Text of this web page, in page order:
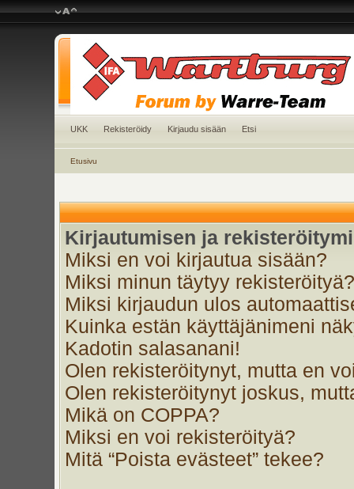
UKK Rekisteröidy Kirjaudu sisään Etsi
Etusivu
Kirjautumisen ja
Miksi en voi kirjautua sisään?
Miksi minun täytyy rekisteröityä?
Miksi kirjaudun ulos
Kuinka estän käyttäjänimeni
Kadotin salasanani!
Olen rekisteröitynyt, mutta en
Olen rekisteröitynyt joskus,
Mikä on COPPA?
Miksi en voi rekisteröityä?
Mitä “Poista evästeet” tekee?